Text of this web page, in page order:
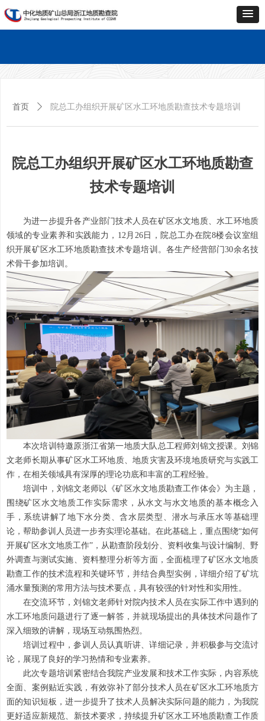
单位概况
院总工办组织开展矿区水工环地质勘查
技术专题培训
为进一步提升各产业部门技术人员在矿区水文地质、水工环地质
领域的专业素养和实践能力，12月26日，院总工办在院8楼会议室组
织开展矿区水工环地质勘查技术专题培训。各生产经营部门30余名技
术骨干参加培训。
本次培训特邀原浙江省第一地质大队总工程师刘锦文授课。刘锦
文老师长期从事矿区水工环地质、地质灾害及环境地质研究与实践工
作，在相关领域具有深厚的理论功底和丰富的工程经验。
培训中，刘锦文老师以《矿区水文地质勘查工作体会》为主题，
围绕矿区水文地质工作实际需求，从水文与水文地质的基本概念入
手，系统讲解了地下水分类、含水层类型、潜水与承压水等基础理
论，帮助参训人员进一步夯实理论基础。在此基础上，重点围绕“如何
开展矿区水文地质工作”，从勘查阶段划分、资料收集与设计编制、野
外调查与测试实施、资料整理分析等方面，全面梳理了矿区水文地质
勘查工作的技术流程和关键环节，并结合典型实例，详细介绍了矿坑
涌水量预测的常用方法与技术要点，具有较强的针对性和实用性。
在交流环节，刘锦文老师针对院内技术人员在实际工作中遇到的
水工环地质问题进行了逐一解答，并就现场提出的具体技术问题作了
深入细致的讲解，现场互动氛围热烈。
培训过程中，参训人员认真听讲、详细记录，并积极参与交流讨
论，展现了良好的学习热情和专业素养。
此次专题培训紧密结合我院产业发展和技术工作实际，内容系统
全面、案例贴近实践，有效弥补了部分技术人员在矿区水工环地质方
面的知识短板，进一步提升了技术人员解决实际问题的能力，为我院
更好适应新规范、新技术要求，持续提升矿区水工环地质勘查工作质
首页 ꄲ 院总工办组织开展矿区水工环地质勘查技术专题培训